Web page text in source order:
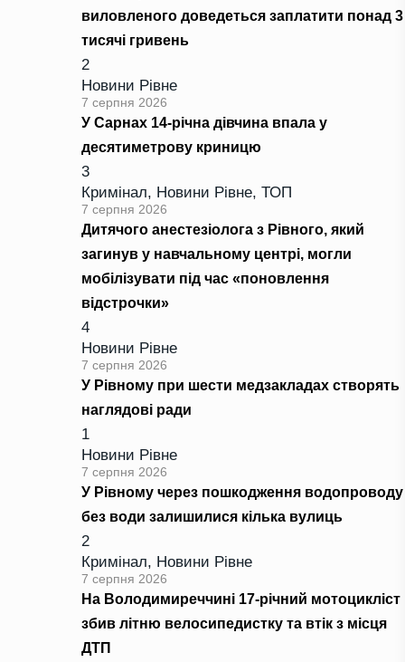
виловленого доведеться заплатити понад 3
тисячі гривень
2
Новини Рівне
7 серпня 2026
У Сарнах 14-річна дівчина впала у
десятиметрову криницю
3
Кримінал, Новини Рівне, ТОП
7 серпня 2026
Дитячого анестезіолога з Рівного, який
загинув у навчальному центрі, могли
мобілізувати під час «поновлення
відстрочки»
4
Новини Рівне
7 серпня 2026
У Рівному при шести медзакладах створять
наглядові ради
1
Новини Рівне
7 серпня 2026
У Рівному через пошкодження водопроводу
без води залишилися кілька вулиць
2
Кримінал, Новини Рівне
7 серпня 2026
На Володимиреччині 17-річний мотоцикліст
збив літню велосипедистку та втік з місця
ДТП